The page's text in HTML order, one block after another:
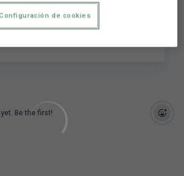
y con la colaboración de
Valenciana de Ayuda a la
Be the first!
de cookies